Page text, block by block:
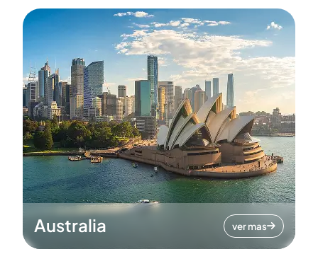
Australia ver mas